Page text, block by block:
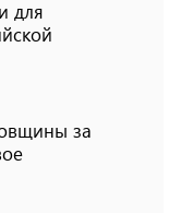
для
за